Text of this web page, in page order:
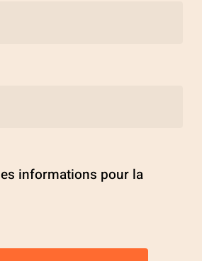
informations pour la